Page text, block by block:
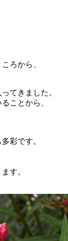
ろから、
てきました。
ことから、
彩です。
す。